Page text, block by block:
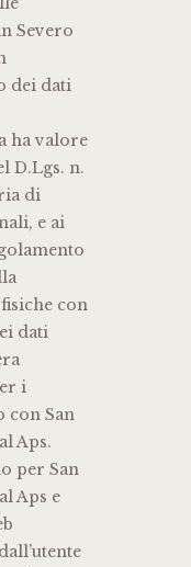
Severo
dei dati
ha valore
D.Lgs. n.
di
e ai
con
dati
i
con San
Aps.
per San
Aps e